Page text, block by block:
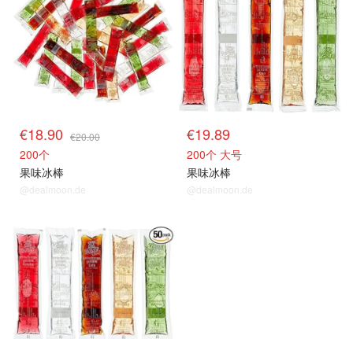
€18.90 €20.00
200个
果味冰棒
@dealmoon.de
€19.89
200个 大号
果味冰棒
@dealmoon.de